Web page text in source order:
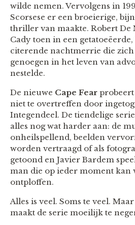
wilde nemen. Vervolgens in
Scorsese er een broeierige,
thriller van maakte. Robert De
Cady toen in een
citerende nachtmerrie die
genoegen in het leven van
nestelde.
De nieuwe Cape Fear probeert
niet te overtreffen door
Integendeel. De tiendelige
alles nog wat harder aan: de
onheilspellend, beelden
worden vertraagd of als
getoond en Javier Bardem
man die op ieder moment kan
ontploffen.
Alles is veel. Soms te veel.
maakt de serie moeilijk te